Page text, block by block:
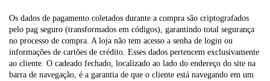
Os dados de pagamento coletados durante a compra são criptografados
pelo pag seguro (transformados em códigos), garantindo total segurança
no processo de compra. A loja não tem acesso a senha de login ou
informações de cartões de crédito. Esses dados pertencem exclusivamente
ao cliente. O cadeado fechado, localizado ao lado do endereço do site na
barra de navegação, é a garantia de que o cliente está navegando em um